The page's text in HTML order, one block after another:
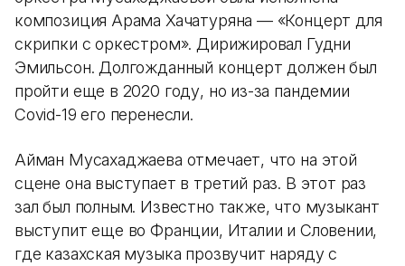
композиция Арама Хачатуряна — «Концерт для
скрипки с оркестром». Дирижировал Гудни
Эмильсон. Долгожданный концерт должен был
пройти еще в 2020 году, но из-за пандемии
Covid-19 его перенесли.
Айман Мусахаджаева отмечает, что на этой
сцене она выступает в третий раз. В этот раз
зал был полным. Известно также, что музыкант
выступит еще во Франции, Италии и Словении,
где казахская музыка прозвучит наряду с